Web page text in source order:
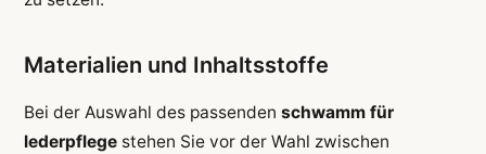
Materialien und Inhaltsstoffe
Bei der Auswahl des passenden schwamm für
lederpflegestehen Sie vor der Wahl zwischen